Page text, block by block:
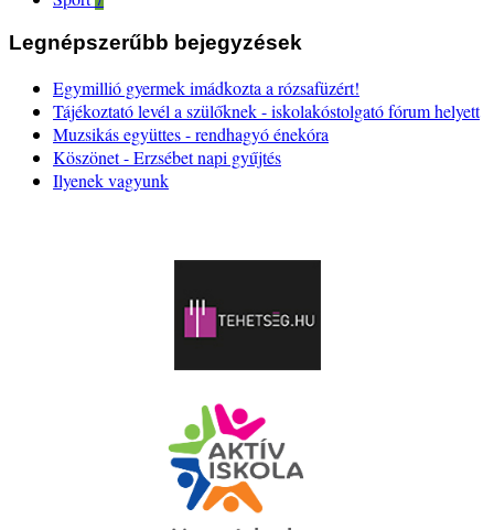
Legnépszerűbb bejegyzések
Egymillió gyermek imádkozta a rózsafüzért!
Tájékoztató levél a szülőknek - iskolakóstolgató fórum helyett
Muzsikás együttes - rendhagyó énekóra
Köszönet - Erzsébet napi gyűjtés
Ilyenek vagyunk